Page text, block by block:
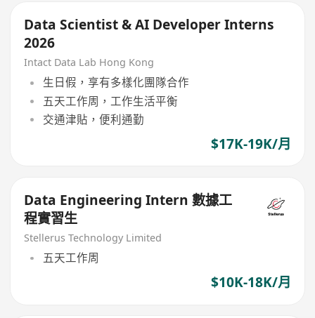
Data Scientist & AI Developer Interns
2026
Intact Data Lab Hong Kong
生日假，享有多樣化團隊合作
五天工作周，工作生活平衡
交通津貼，便利通勤
$17K-19K/月
Data Engineering Intern 數據工
程實習生
Stellerus Technology Limited
五天工作周
$10K-18K/月